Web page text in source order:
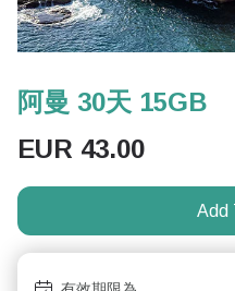
阿曼 30天 15GB
EUR 43.00
Add